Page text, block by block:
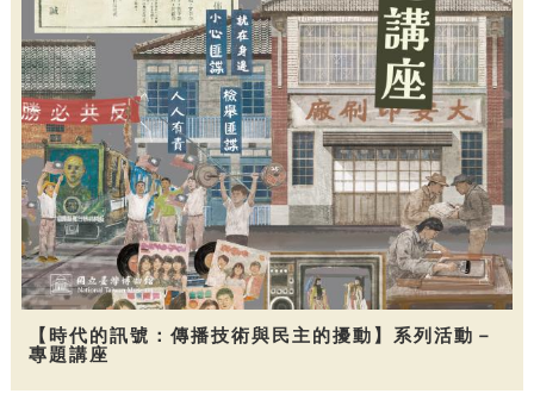
【時代的訊號：傳播技術與民主的擾動】系列活動－
專題講座